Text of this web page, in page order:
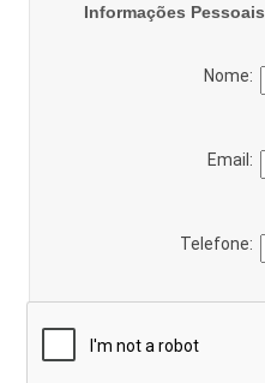
Informações Pessoais
Nome:
Email:
Telefone: